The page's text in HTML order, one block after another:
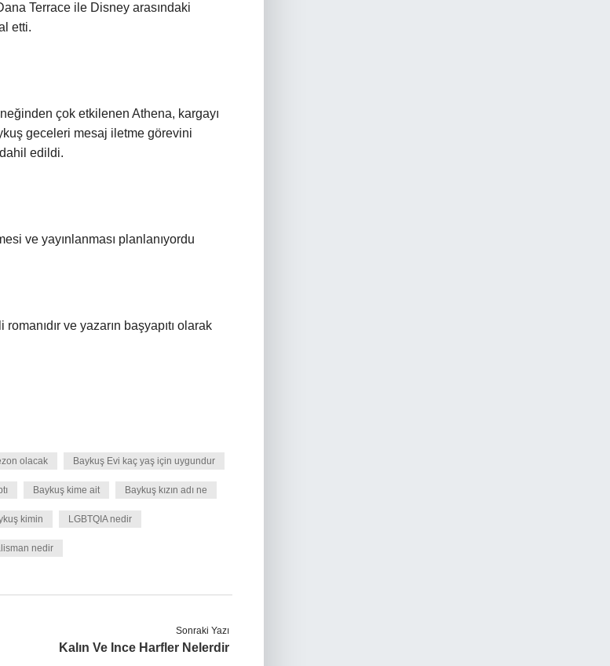
Terrace ile Disney arasındaki
etti.
çok etkilenen Athena, kargayı
geceleri mesaj iletme görevini
edildi.
ve yayınlanması planlanıyordu
ve yazarın başyapıtı olarak
olacak Baykuş Evi kaç yaş için uygundur
Baykuş kime ait Baykuş kızın adı ne
kimin LGBTQIA nedir
nedir
Sonraki Yazı
Kalın Ve Ince Harfler Nelerdir